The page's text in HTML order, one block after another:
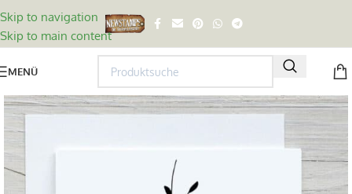
Skip to navigation
Skip to main content
MENÜ